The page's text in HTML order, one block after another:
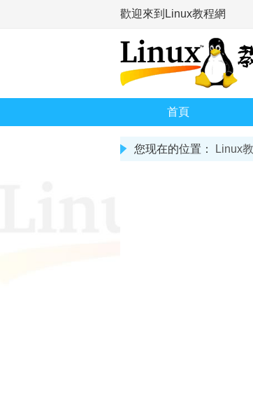
歡迎來到Linux教程網
首頁
您现在的位置： Linux